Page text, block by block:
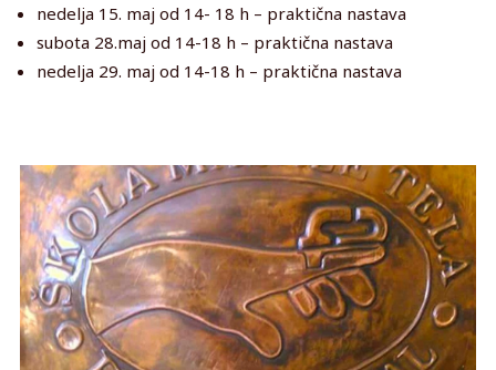
nedelja 15. maj od 14- 18 h – praktična nastava
subota 28.maj od 14-18 h – praktična nastava
nedelja 29. maj od 14-18 h – praktična nastava